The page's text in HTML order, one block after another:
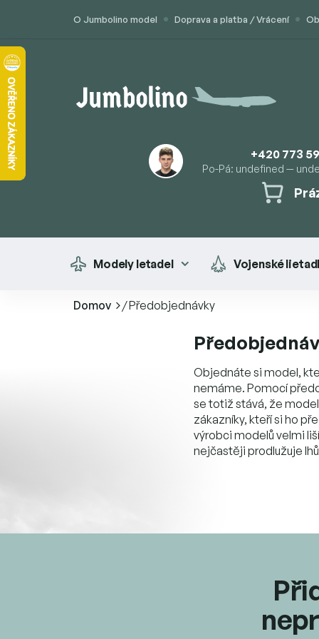
O Jumbolino model Doprava a platba / Vrácení
+420 773
Po-Pá: undefined —
Modely letadel Vojenské
Domov /Předobjednávky
Objednáte si model,
nemáme. Pomocí
se totiž stává, že
zákazníky, kteří si ho
výrobci modelů velmi
nejčastěji prodlužuje